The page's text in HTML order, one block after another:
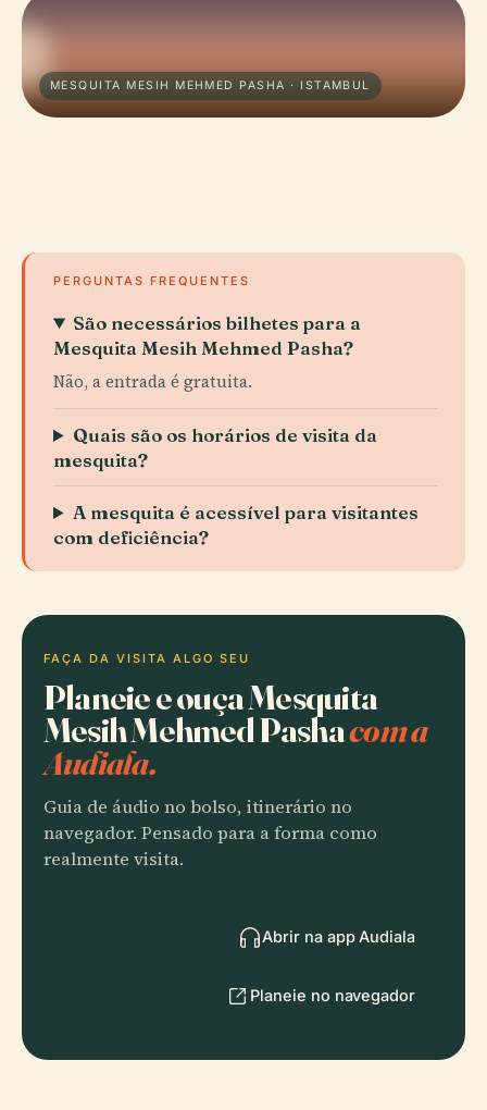
MESQUITA MESIH MEHMED PASHA · ISTAMBUL
PERGUNTAS FREQUENTES
São necessários bilhetes para a
Mesquita Mesih Mehmed Pasha?
Não, a entrada é gratuita.
Quais são os horários de visita da
mesquita?
A mesquita é acessível para visitantes
com deficiência?
FAÇA DA VISITA ALGO SEU
Planeie e ouça Mesquita
Mesih Mehmed Pashacom a
Audiala.
Guia de áudio no bolso, itinerário no
navegador. Pensado para a forma como
realmente visita.
Abrir na app Audiala
Planeie no navegador